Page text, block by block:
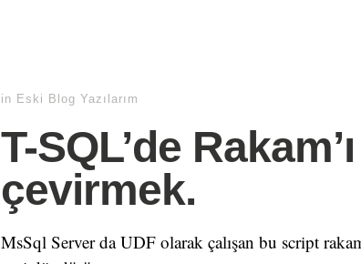
in Eski Blog Yazılarım
T-SQL’de
çevirmek.
MsSql Server da UDF olarak çalışan bu script